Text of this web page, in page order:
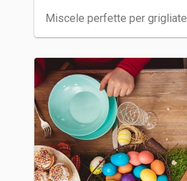
Miscele perfette per